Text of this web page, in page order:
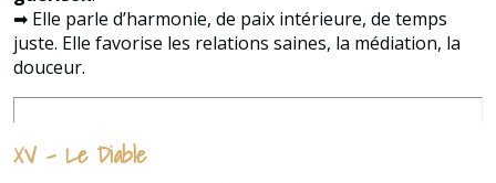
➡ Elle parle d’harmonie, de paix intérieure, de temps
juste. Elle favorise les relations saines, la médiation, la
douceur.
XV – Le Diable